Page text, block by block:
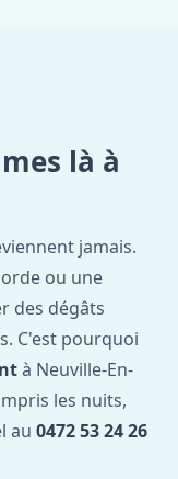
là à
jamais.
ou une
des dégâts
C'est pourquoi
à Neuville-En-
les nuits,
au 0472 53 24 26